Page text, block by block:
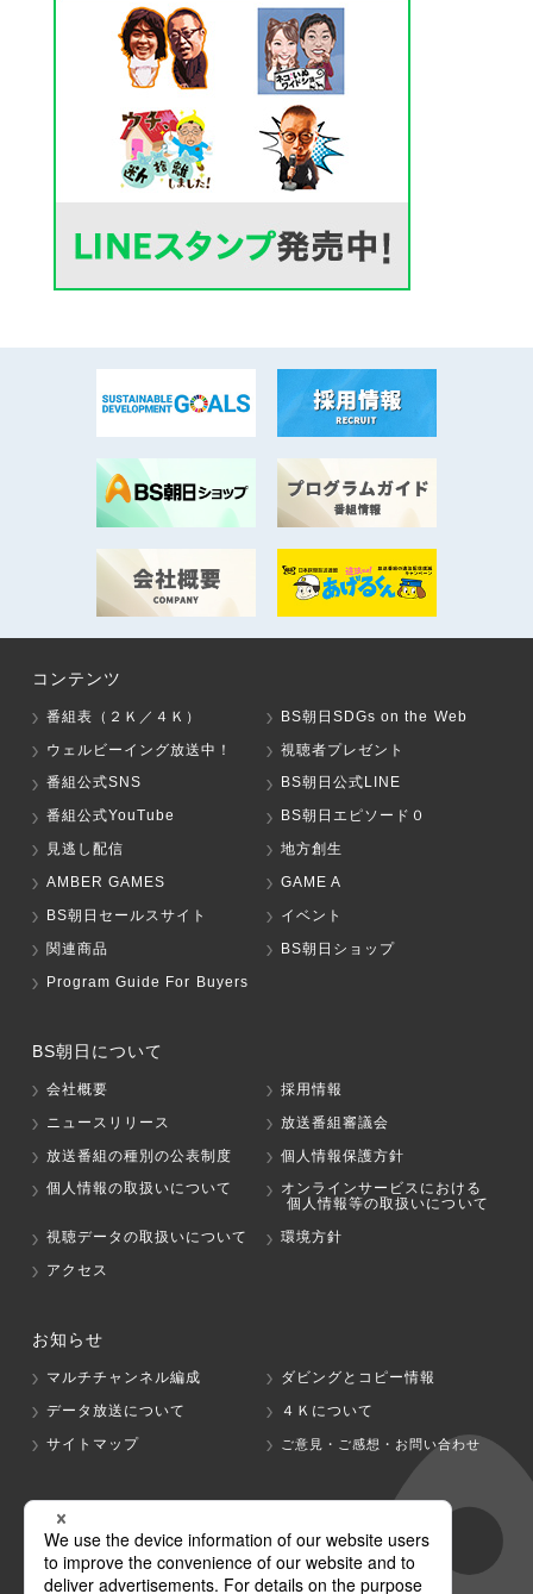
コンテンツ
番組表（２Ｋ／４Ｋ）
BS朝日SDGs on the Web
ウェルビーイング放送中！
視聴者プレゼント
番組公式SNS
BS朝日公式LINE
番組公式YouTube
BS朝日エピソード０
見逃し配信
地方創生
AMBER GAMES
GAME A
BS朝日セールスサイト
イベント
関連商品
BS朝日ショップ
Program Guide For Buyers
BS朝日について
会社概要
採用情報
ニュースリリース
放送番組審議会
放送番組の種別の公表制度
個人情報保護方針
個人情報の取扱いについて
オンラインサービスにおける
個人情報等の取扱いについて
視聴データの取扱いについて
環境方針
アクセス
お知らせ
マルチチャンネル編成
ダビングとコピー情報
データ放送について
４Ｋについて
サイトマップ
ご意見・ご感想・お問い合わせ
グループ会社
テレビ朝日 テレ朝チャンネル